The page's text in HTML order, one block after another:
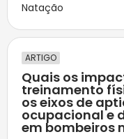
Natação
ARTIGO
Quais os
treinamento
os eixos de
ocupacional e
em bombeiros